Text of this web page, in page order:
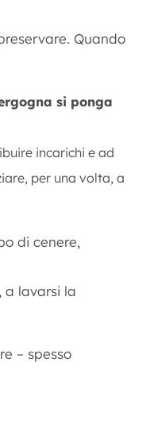
Quando
si ponga
incarichi e ad
per una volta, a
di cenere,
a lavarsi la
– spesso